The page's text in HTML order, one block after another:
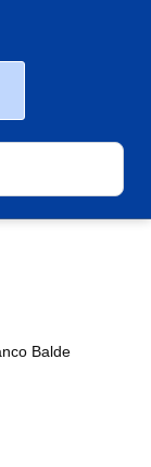
Balde